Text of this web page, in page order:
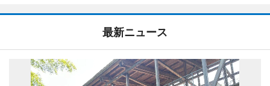
最新ニュース